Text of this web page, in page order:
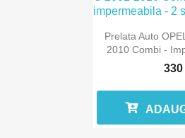

Prelata Auto
2010 Combi -
330